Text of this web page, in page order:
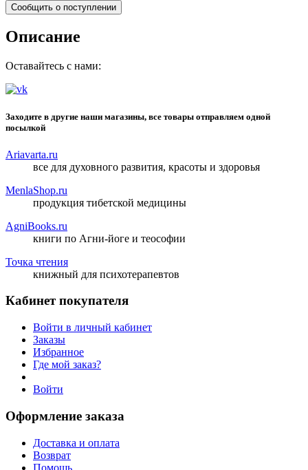
Сообщить о поступлении
Описание
Оставайтесь с нами:
Заходите в другие наши магазины, все товары отправляем одной
посылкой
Ariavarta.ru
все для духовного развития, красоты и здоровья
MenlaShop.ru
продукция тибетской медицины
AgniBooks.ru
книги по Агни-йоге и теософии
Точка чтения
книжный для психотерапевтов
Кабинет покупателя
Войти в личный кабинет
Заказы
Избранное
Где мой заказ?
Войти
Оформление заказа
Доставка и оплата
Возврат
Помощь